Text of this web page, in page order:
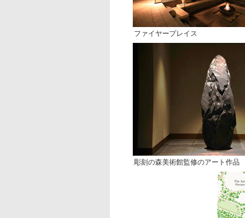
ファイヤープレイス
彫刻の森美術館監修のアート作品